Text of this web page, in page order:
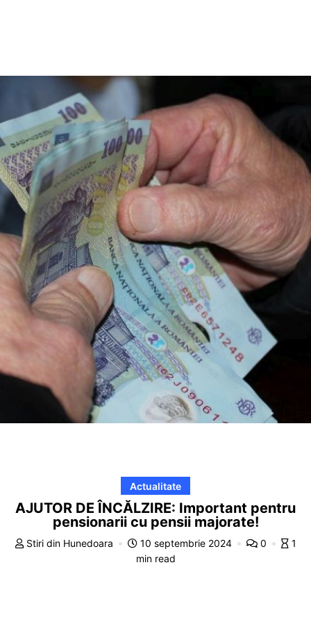
Actualitate
AJUTOR DE ÎNCĂLZIRE: Important pentru
pensionarii cu pensii majorate!
Stiri din Hunedoara 10 septembrie 2024 0
1
min read